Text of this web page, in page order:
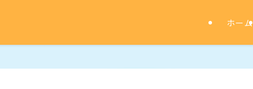
ホーム